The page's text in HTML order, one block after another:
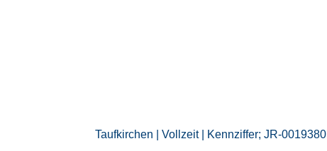
Taufkirchen | Vollzeit | Kennziffer; JR-0019380